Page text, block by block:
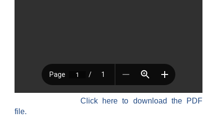
Click here to download the PDF
file.